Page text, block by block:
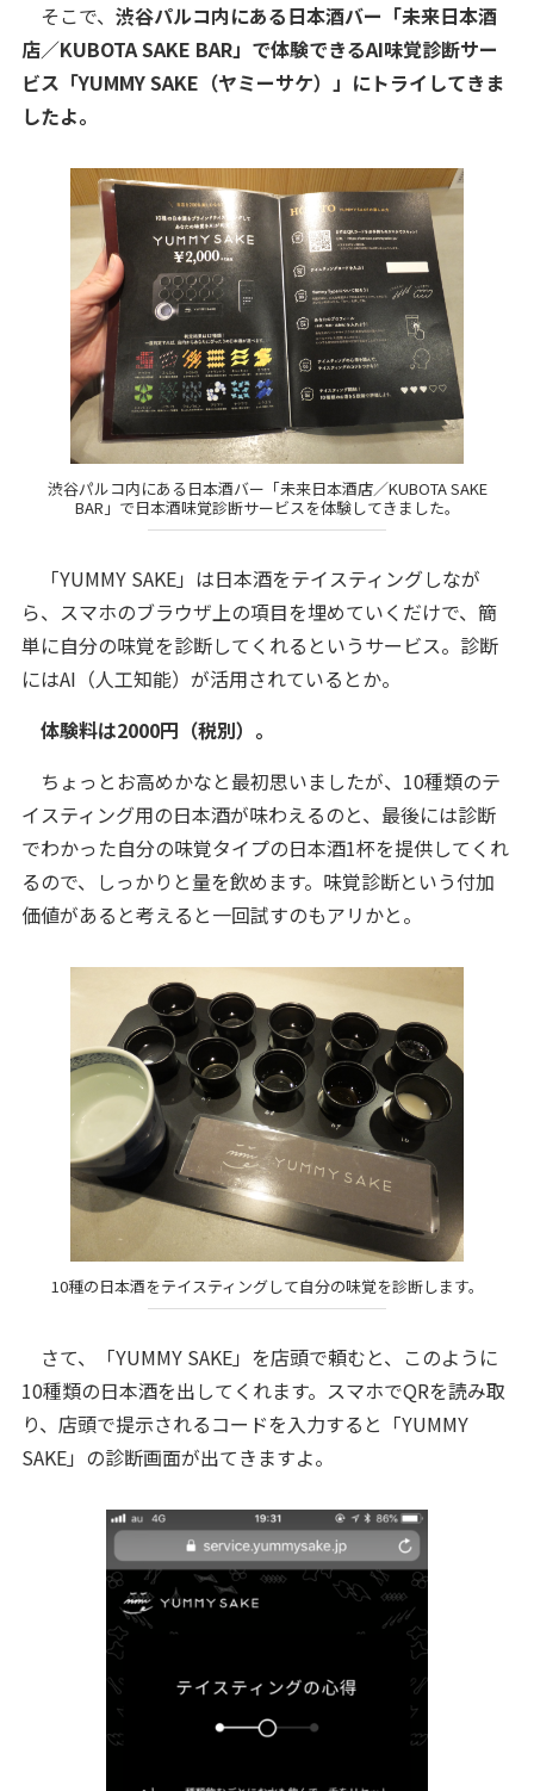
そこで、 渋谷パルコ内にある日本酒バー「未来日本酒
店／KUBOTA SAKE BAR」で体験できるAI味覚診断サー
ビス「YUMMY SAKE（ヤミーサケ）」にトライしてきま
したよ。
渋谷パルコ内にある日本酒バー「未来日本酒店／KUBOTA SAKE
BAR」で日本酒味覚診断サービスを体験してきました。
「YUMMY SAKE」は日本酒をテイスティングしなが
ら、スマホのブラウザ上の項目を埋めていくだけで、簡
単に自分の味覚を診断してくれるというサービス。診断
にはAI（人工知能）が活用されているとか。
体験料は2000円（税別）。
ちょっとお高めかなと最初思いましたが、10種類のテ
イスティング用の日本酒が味わえるのと、最後には診断
でわかった自分の味覚タイプの日本酒1杯を提供してくれ
るので、しっかりと量を飲めます。味覚診断という付加
価値があると考えると一回試すのもアリかと。
10種の日本酒をテイスティングして自分の味覚を診断します。
さて、「YUMMY SAKE」を店頭で頼むと、このように
10種類の日本酒を出してくれます。スマホでQRを読み取
り、店頭で提示されるコードを入力すると「YUMMY
SAKE」の診断画面が出てきますよ。